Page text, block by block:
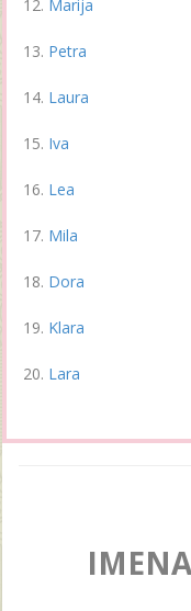
Marija
Petra
Laura
Iva
Lea
Mila
Dora
Klara
Lara